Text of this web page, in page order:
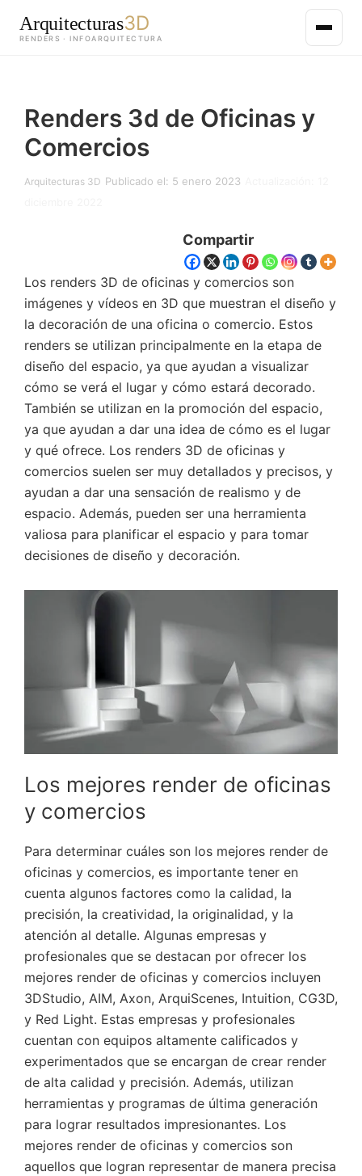
Arquitecturas3D
RENDERS · INFOARQUITECTURA
contenido
principal
Renders 3d de Oficinas y
Comercios
Arquitecturas 3D Publicado el: 5 enero 2023
Compartir
Los renders 3D de oficinas y comercios son
imágenes y vídeos en 3D que muestran el diseño y
la decoración de una oficina o comercio. Estos
renders se utilizan principalmente en la etapa de
diseño del espacio, ya que ayudan a visualizar
cómo se verá el lugar y cómo estará decorado.
También se utilizan en la promoción del espacio,
ya que ayudan a dar una idea de cómo es el lugar
y qué ofrece. Los renders 3D de oficinas y
comercios suelen ser muy detallados y precisos, y
ayudan a dar una sensación de realismo y de
espacio. Además, pueden ser una herramienta
valiosa para planificar el espacio y para tomar
decisiones de diseño y decoración.
Los mejores render de oficinas
y comercios
Para determinar cuáles son los mejores render de
oficinas y comercios, es importante tener en
cuenta algunos factores como la calidad, la
precisión, la creatividad, la originalidad, y la
atención al detalle. Algunas empresas y
profesionales que se destacan por ofrecer los
mejores render de oficinas y comercios incluyen
3DStudio, AIM, Axon, ArquiScenes, Intuition, CG3D,
y Red Light. Estas empresas y profesionales
cuentan con equipos altamente calificados y
experimentados que se encargan de crear render
de alta calidad y precisión. Además, utilizan
herramientas y programas de última generación
para lograr resultados impresionantes. Los
mejores render de oficinas y comercios son
aquellos que logran representar de manera precisa